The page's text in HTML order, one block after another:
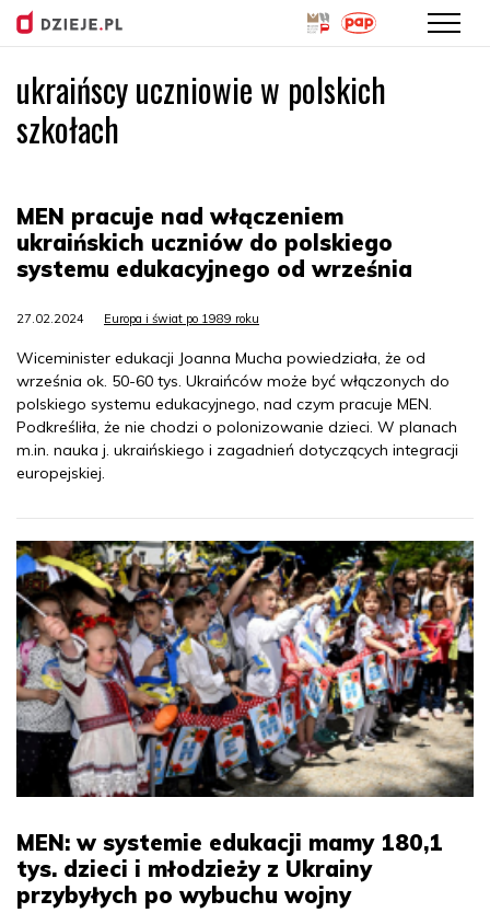
Przejdź
do
ukraińscy uczniowie w polskich
szkołach
MEN pracuje nad włączeniem
ukraińskich uczniów do polskiego
systemu edukacyjnego od września
27.02.2024 Europa i świat po 1989 roku
Wiceminister edukacji Joanna Mucha powiedziała, że od
września ok. 50-60 tys. Ukraińców może być włączonych do
polskiego systemu edukacyjnego, nad czym pracuje MEN.
Podkreśliła, że nie chodzi o polonizowanie dzieci. W planach
m.in. nauka j. ukraińskiego i zagadnień dotyczących integracji
europejskiej.
MEN: w systemie edukacji mamy 180,1
tys. dzieci i młodzieży z Ukrainy
przybyłych po wybuchu wojny